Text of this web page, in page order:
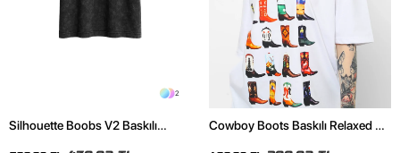
2
Silhouette Boobs V2 Baskılı
Cowboy Boots Baskılı Relaxed Fit